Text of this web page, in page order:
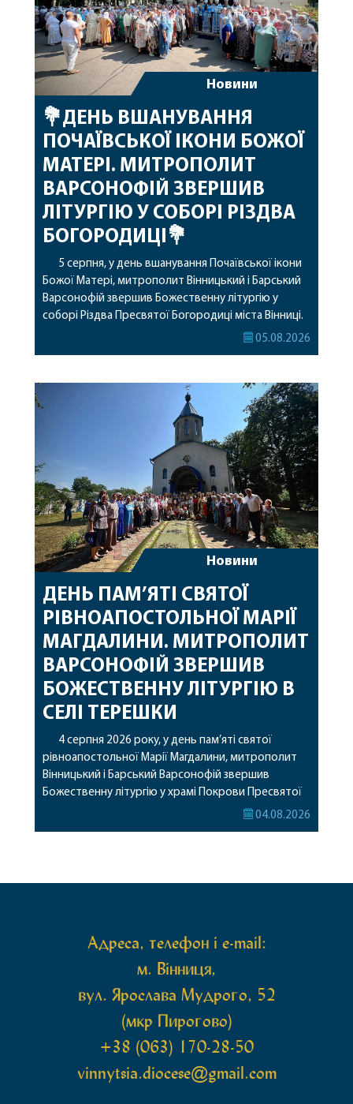
Новини
💐ДЕНЬ ВШАНУВАННЯ
ПОЧАЇВСЬКОЇ ІКОНИ БОЖОЇ
МАТЕРІ. МИТРОПОЛИТ
ВАРСОНОФІЙ ЗВЕРШИВ
ЛІТУРГІЮ У СОБОРІ РІЗДВА
БОГОРОДИЦІ💐
5 серпня, у день вшанування Почаївської ікони
Божої Матері, митрополит Вінницький і Барський
Варсонофій звершив Божественну літургію у
соборі Різдва Пресвятої Богородиці міста Вінниці.
Його Високопреосвященству співслужили
священному сані. Під час богослужіння підносилися
особливі молитви за мир в Україні, за воїнів, які
05.08.2026
Новини
ДЕНЬ ПАМ’ЯТІ СВЯТОЇ
РІВНОАПОСТОЛЬНОЇ МАРІЇ
МАГДАЛИНИ. МИТРОПОЛИТ
ВАРСОНОФІЙ ЗВЕРШИВ
БОЖЕСТВЕННУ ЛІТУРГІЮ В
СЕЛІ ТЕРЕШКИ
4 серпня 2026 року, у день пам’яті святої
рівноапостольної Марії Магдалини, митрополит
Вінницький і Барський Варсонофій звершив
Божественну літургію у храмі Покрови Пресвятої
Богородиці села Терешки Барського благочиння.
04.08.2026
Адреса, телефон і e-mail:
м. Вінниця,
вул. Ярослава Мудрого, 52
(мкр Пирогово)
+38 (063) 170-28-50
vinnytsia.diocese@gmail.com